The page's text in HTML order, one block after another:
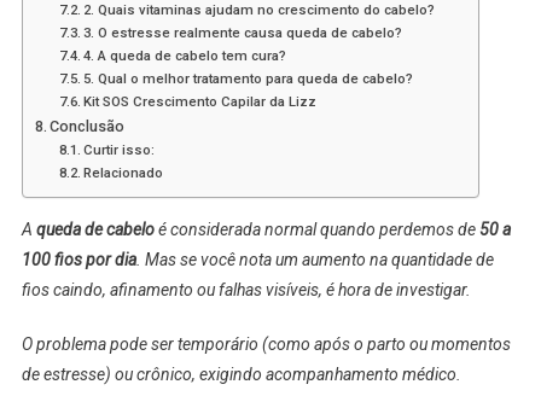
2. Quais vitaminas ajudam no crescimento do cabelo?
3. O estresse realmente causa queda de cabelo?
4. A queda de cabelo tem cura?
5. Qual o melhor tratamento para queda de cabelo?
Kit SOS Crescimento Capilar da Lizz
Conclusão
Curtir isso:
Relacionado
A queda de cabeloé considerada normal quando perdemos de 50 a
100 fios por dia. Mas se você nota um aumento na quantidade de
fios caindo, afinamento ou falhas visíveis, é hora de investigar.
O problema pode ser temporário (como após o parto ou momentos
de estresse) ou crônico, exigindo acompanhamento médico.